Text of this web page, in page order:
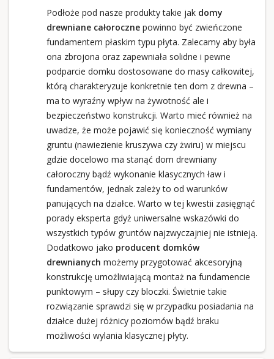
Podłoże pod nasze produkty takie jak domy
drewniane całorocznepowinno być zwieńczone
fundamentem płaskim typu płyta. Zalecamy aby była
ona zbrojona oraz zapewniała solidne i pewne
podparcie domku dostosowane do masy całkowitej,
którą charakteryzuje konkretnie ten dom z drewna –
ma to wyraźny wpływ na żywotność ale i
bezpieczeństwo konstrukcji. Warto mieć również na
uwadze, że może pojawić się konieczność wymiany
gruntu (nawiezienie kruszywa czy żwiru) w miejscu
gdzie docelowo ma stanąć dom drewniany
całoroczny bądź wykonanie klasycznych ław i
fundamentów, jednak zależy to od warunków
panujących na działce. Warto w tej kwestii zasięgnąć
porady eksperta gdyż uniwersalne wskazówki do
wszystkich typów gruntów najzwyczajniej nie istnieją.
Dodatkowo jako producent domków
drewnianych możemy przygotować akcesoryjną
konstrukcję umożliwiającą montaż na fundamencie
punktowym – słupy czy bloczki. Świetnie takie
rozwiązanie sprawdzi się w przypadku posiadania na
działce dużej różnicy poziomów bądź braku
możliwości wylania klasycznej płyty.